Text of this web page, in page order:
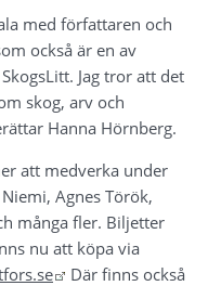
med författaren och
också är en av
Jag tror att det
skog, arv och
Hanna Hörnberg.
att medverka under
Agnes Török,
många fler. Biljetter
Länk till annan
Där finns också